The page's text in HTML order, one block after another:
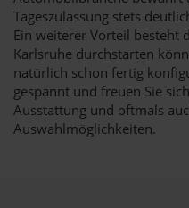
Tageszulassung stets
Ein weiterer Vorteil besteht
Karlsruhe durchstarten
natürlich schon fertig
gespannt und freuen Sie
Ausstattung und oftmals
Auswahlmöglichkeiten.